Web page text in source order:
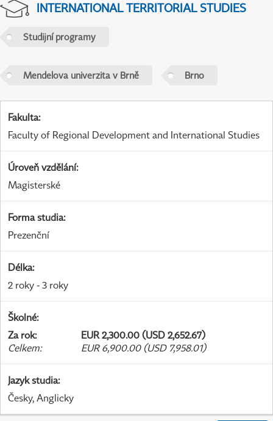
INTERNATIONAL TERRITORIAL STUDIES
Studijní programy
Mendelova univerzita v Brně Brno
Fakulta:
Faculty of Regional Development and International Studies
Úroveň vzdělání:
Magisterské
Forma studia:
Prezenční
Délka:
2 roky - 3 roky
Školné:
Za rok:
EUR 2,300.00 (USD 2,652.67)
Celkem: EUR 6,900.00 (USD 7,958.01)
Jazyk studia:
Česky, Anglicky